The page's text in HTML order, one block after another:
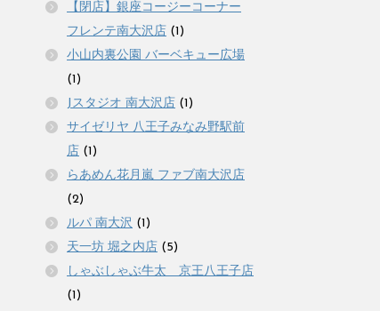
【閉店】銀座コージーコーナー
フレンテ南大沢店 (1)
小山内裏公園 バーベキュー広場
(1)
Jスタジオ 南大沢店 (1)
サイゼリヤ 八王子みなみ野駅前
店 (1)
らあめん花月嵐 ファブ南大沢店
(2)
ルパ 南大沢 (1)
天一坊 堀之内店 (5)
しゃぶしゃぶ牛太 京王八王子店
(1)